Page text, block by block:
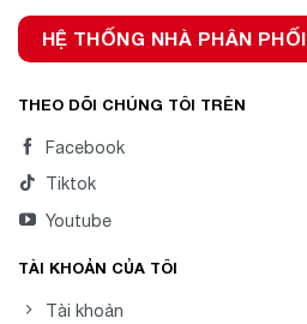
HỆ THỐNG NHÀ PHÂN PHỐI
THEO DÕI CHÚNG TÔI TRÊN
Facebook
Tiktok
Youtube
TÀI KHOẢN CỦA TÔI
Tài khoản